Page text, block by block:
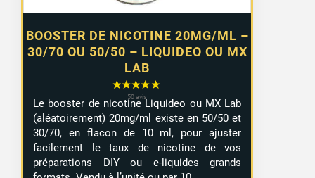
BOOSTER DE NICOTINE 20MG/ML –
30/70 OU 50/50 – LIQUIDEO OU MX
LAB
Le booster de nicotine Liquideo ou MX Lab
(aléatoirement) 20mg/ml existe en 50/50 et
30/70, en flacon de 10 ml, pour ajuster
facilement le taux de nicotine de vos
préparations DIY ou e-liquides grands